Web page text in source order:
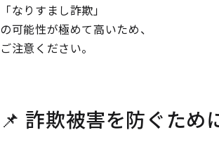
「なりすまし詐欺」
の可能性が極めて高いため、
ご注意ください。
📌 詐欺被害を防ぐため